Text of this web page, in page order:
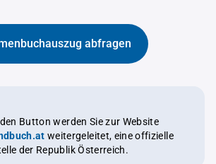
abfragen
Button werden Sie zur Website
weitergeleitet, eine offizielle
der Republik Österreich.